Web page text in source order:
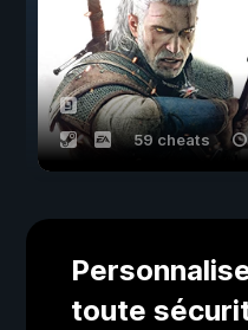
59 cheats
toute